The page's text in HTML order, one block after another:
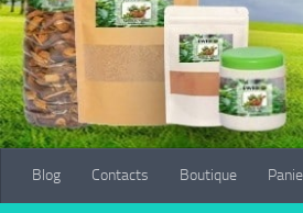
Blog Contacts Boutique